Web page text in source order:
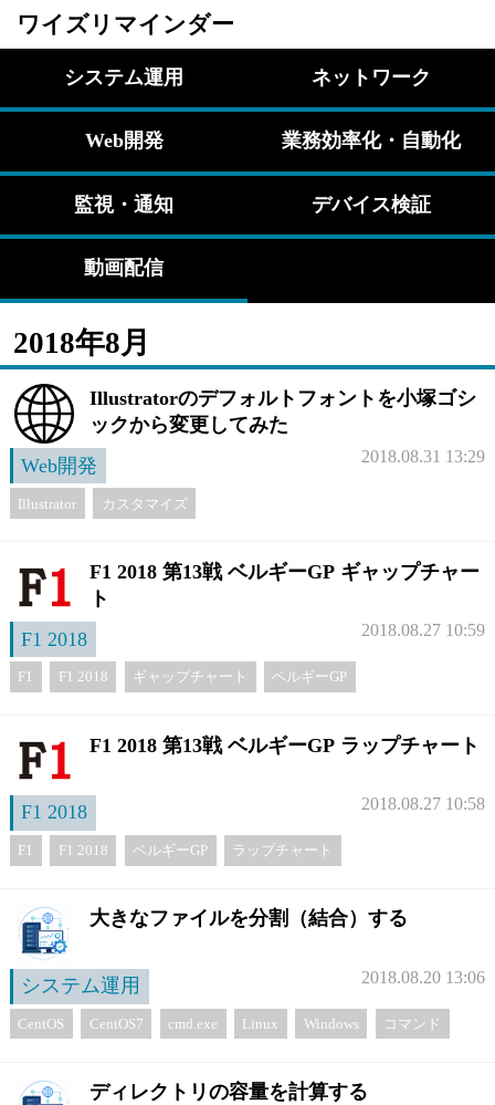
ワイズリマインダー
システム運用 ネットワーク
Web開発 業務効率化・自動化
監視・通知 デバイス検証
動画配信
2018年8月
Illustratorのデフォルトフォントを小塚ゴシ
ックから変更してみた
Web開発
2018.08.31 13:29
Illustrator カスタマイズ
F1 2018 第13戦 ベルギーGP ギャップチャー
ト
F1 2018
2018.08.27 10:59
F1 F1 2018 ギャップチャート ベルギーGP
F1 2018 第13戦 ベルギーGP ラップチャート
F1 2018 2018.08.27 10:58
F1 F1 2018 ベルギーGP ラップチャート
大きなファイルを分割（結合）する
システム運用 2018.08.20 13:06
CentOS CentOS7 cmd.exe Linux Windows コマンド
ディレクトリの容量を計算する